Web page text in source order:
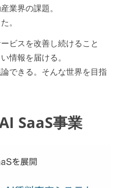
業界の課題。
。
ビスを改善し続けること
情報を届ける。
できる。そんな世界を目指
SaaS事業